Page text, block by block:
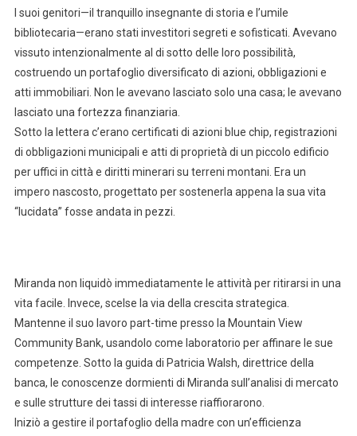
I suoi genitori—il tranquillo insegnante di storia e l’umile
bibliotecaria—erano stati investitori segreti e sofisticati. Avevano
vissuto intenzionalmente al di sotto delle loro possibilità,
costruendo un portafoglio diversificato di azioni, obbligazioni e
atti immobiliari. Non le avevano lasciato solo una casa; le avevano
lasciato una fortezza finanziaria.
Sotto la lettera c’erano certificati di azioni blue chip, registrazioni
di obbligazioni municipali e atti di proprietà di un piccolo edificio
per uffici in città e diritti minerari su terreni montani. Era un
impero nascosto, progettato per sostenerla appena la sua vita
“lucidata” fosse andata in pezzi.
Miranda non liquidò immediatamente le attività per ritirarsi in una
vita facile. Invece, scelse la via della crescita strategica.
Mantenne il suo lavoro part-time presso la Mountain View
Community Bank, usandolo come laboratorio per affinare le sue
competenze. Sotto la guida di Patricia Walsh, direttrice della
banca, le conoscenze dormienti di Miranda sull’analisi di mercato
e sulle strutture dei tassi di interesse riaffiorarono.
Iniziò a gestire il portafoglio della madre con un’efficienza